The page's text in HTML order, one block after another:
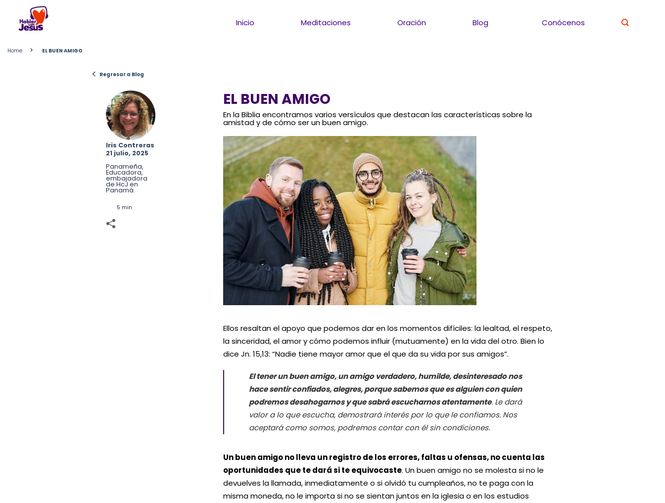
content
Inicio Meditaciones Oración Blog Conócenos
Home > EL BUEN AMIGO
< Regresar a Blog
Iris Contreras
21 julio, 2025
Panameña,
Educadora,
embajadora
de HcJ en
Panamá.
5 min
EL BUEN AMIGO
En la Biblia encontramos varios versículos que destacan las características sobre la
amistad y de cómo ser un buen amigo.
Ellos resaltan el apoyo que podemos dar en los momentos difíciles: la lealtad, el respeto,
la sinceridad, el amor y cómo podemos influir (mutuamente) en la vida del otro. Bien lo
dice Jn. 15,13: “Nadie tiene mayor amor que el que da su vida por sus amigos”.
El tener un buen amigo, un amigo verdadero, humilde, desinteresado nos
hace sentir confiados, alegres, porque sabemos que es alguien con quien
podremos desahogarnos y que sabrá escucharnos atentamente. Le dará
valor a lo que escucha, demostrará interés por lo que le confiamos. Nos
aceptará como somos, podremos contar con él sin condiciones.
Un buen amigo no lleva un registro de los errores, faltas u ofensas, no cuenta las
oportunidades que te dará si te equivocaste. Un buen amigo no se molesta si no le
devuelves la llamada, inmediatamente o si olvidó tu cumpleaños, no te paga con la
misma moneda, no le importa si no se sientan juntos en la iglesia o en los estudios